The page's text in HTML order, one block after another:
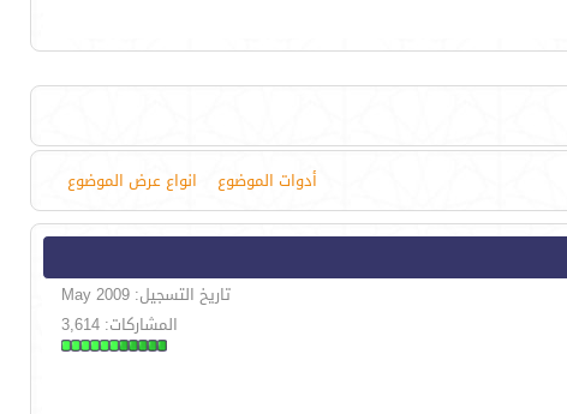
أدوات الموضوع انواع عرض الموضوع
تاريخ التسجيل: May 2009
المشاركات: 3,614